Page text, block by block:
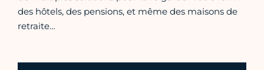
des hôtels, des pensions, et même des maisons de
retraite…